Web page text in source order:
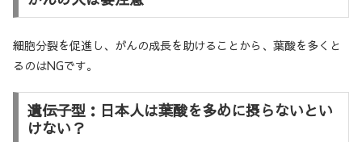
細胞分裂を促進し、がんの成長を助けることから、葉酸を多くと
るのはNGです。
遺伝子型：日本人は葉酸を多めに摂らないとい
けない？